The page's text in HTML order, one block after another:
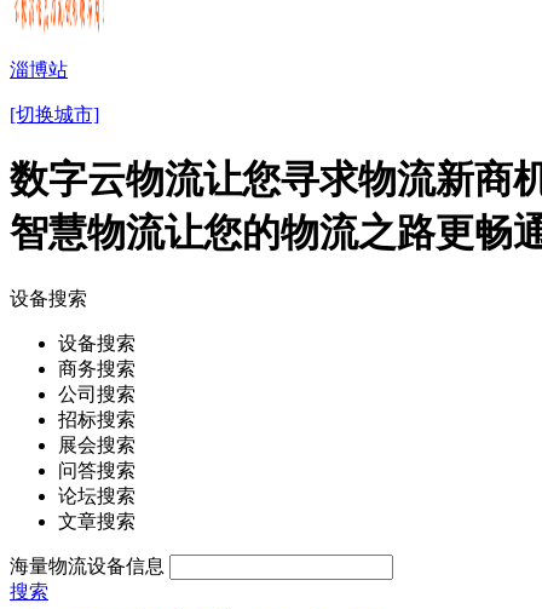
淄博站
[切换城市]
数字云物流让您寻求物流新商
智慧物流让您的物流之路更畅
设备搜索
设备搜索
商务搜索
公司搜索
招标搜索
展会搜索
问答搜索
论坛搜索
文章搜索
海量物流设备信息
搜索